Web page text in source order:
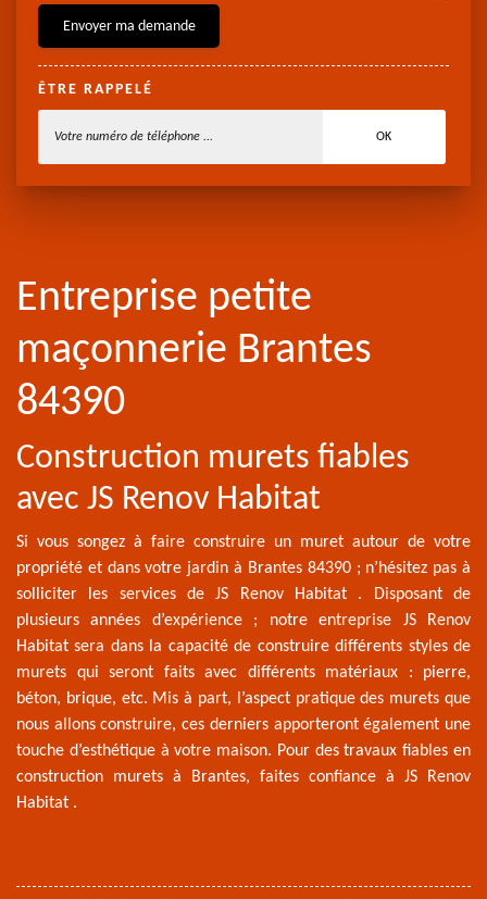
ÊTRE RAPPELÉ
Entreprise petite
maçonnerie Brantes
84390
Construction murets fiables
avec JS Renov Habitat
Si vous songez à faire construire un muret autour de votre
propriété et dans votre jardin à Brantes 84390 ; n’hésitez pas à
solliciter les services de JS Renov Habitat . Disposant de
plusieurs années d’expérience ; notre entreprise JS Renov
Habitat sera dans la capacité de construire différents styles de
murets qui seront faits avec différents matériaux : pierre,
béton, brique, etc. Mis à part, l’aspect pratique des murets que
nous allons construire, ces derniers apporteront également une
touche d’esthétique à votre maison. Pour des travaux fiables en
construction murets à Brantes, faites confiance à JS Renov
Habitat .